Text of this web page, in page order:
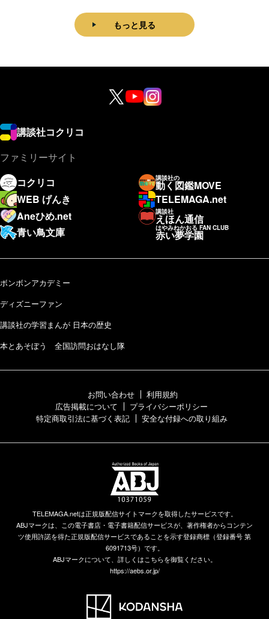
もっと見る
講談社コクリコ
ファミリーサイト
コクリコ
講談社の
動く図鑑MOVE
WEB げんき
TELEMAGA.net
Aneひめ.net
講談社
えほん通信
青い鳥文庫
はやみねかおる FAN CLUB
赤い夢学園
ボンボンアカデミー
ディズニーファン
講談社の学習まんが 日本の歴史
本とあそぼう 全国訪問おはなし隊
お問い合わせ
利用規約
広告掲載について
プライバシーポリシー
特定商取引法に基づく表記
安全な付録への取り組み
TELEMAGA.netは正規版配信サイトマークを取得したサービスです。
ABJマークは、この電子書店・電子書籍配信サービスが、著作権者からコンテン
ツ使用許諾を得た正規版配信サービスであることを示す登録商標（登録番号 第
6091713号）です。
ABJマークについて、詳しくはこちらを御覧ください。
https://aebs.or.jp/